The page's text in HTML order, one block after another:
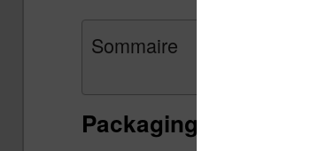
Sommaire
Packaging et